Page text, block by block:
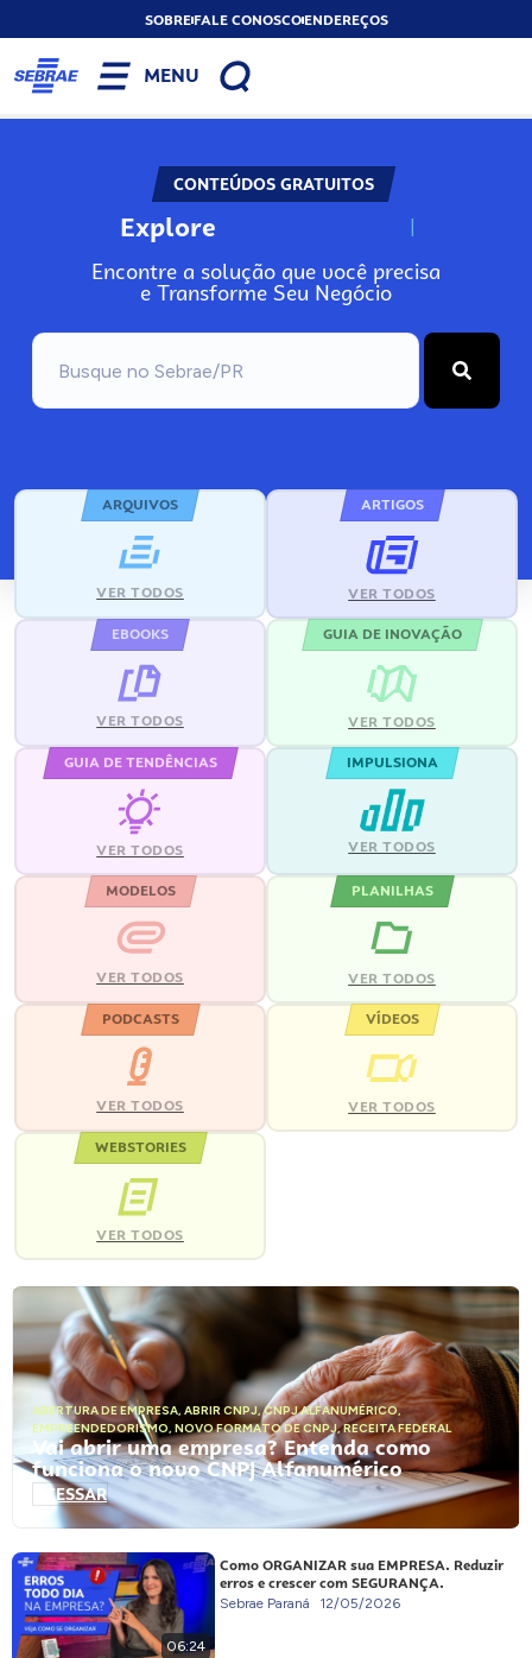
SOBREFALE CONOSCOENDEREÇOS
MENU
CONTEÚDOS GRATUITOS
Explore N
Encontre a solução que você precisa
e Transforme Seu Negócio
ARQUIVOS
VER TODOS
ARTIGOS
VER TODOS
EBOOKS
VER TODOS
GUIA DE INOVAÇÃO
VER TODOS
GUIA DE TENDÊNCIAS
VER TODOS
IMPULSIONA
VER TODOS
MODELOS
VER TODOS
PLANILHAS
VER TODOS
PODCASTS
VER TODOS
VÍDEOS
VER TODOS
WEBSTORIES
VER TODOS
ABERTURA DE EMPRESA, ABRIR CNPJ,CNPJ ALFANUMÉRICO,
EMPREENDEDORISMO, NOVO FORMATO DE CNPJ,RECEITA FEDERAL
Vai abrir uma empresa? Entenda como
funciona o novo CNPJ Alfanumérico
ACESSAR
06:24
Como ORGANIZAR sua EMPRESA. Reduzir
erros e crescer com SEGURANÇA.
Sebrae Paraná 12/05/2026